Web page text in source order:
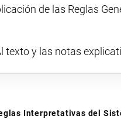
de las Reglas
texto y las notas
Interpretativas del